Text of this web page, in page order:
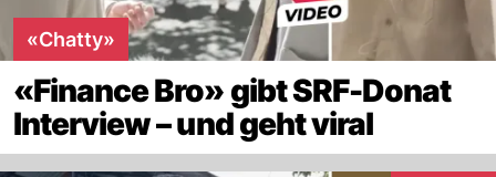
«Chatty»
«Finance Bro» gibt SRF-Donat
Interview – und geht viral